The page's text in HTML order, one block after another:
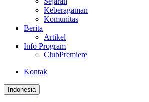
Keberagaman
Komunitas
Berita
Artikel
Info Program
ClubPremiere
Kontak
Indonesia